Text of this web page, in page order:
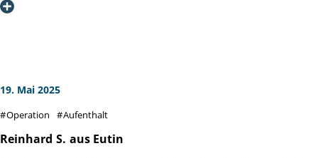
dies trotz aller Routine Ihrerseits keine
viel Glück und Kraft bei Ihrer beruflichen Tätigkeit und für
die Patienten weiter so tolle Heilungserfolge.
19. Mai 2025
Operation Aufenthalt
Reinhard S. aus Eutin